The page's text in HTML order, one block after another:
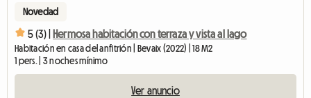
Novedad
5 (3) | Hermosa habitación con terraza y vista al lago
Habitación en casa del anfitrión | Bevaix (2022) | 18 M2
1 pers. | 3 noches mínimo
Ver anuncio